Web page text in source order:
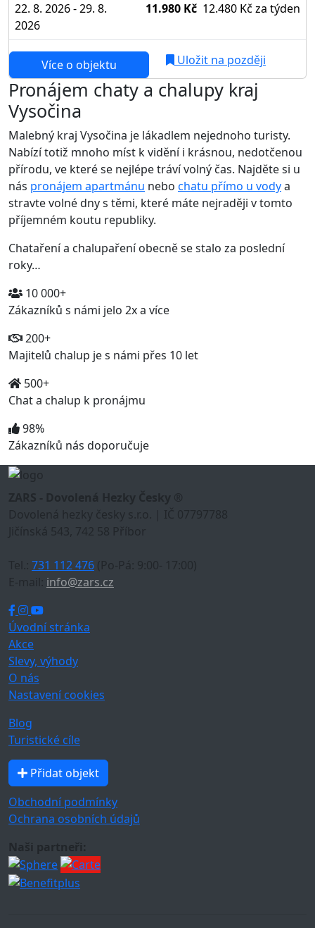
22. 8. 2026 - 29. 8.
2026
11.980 Kč 12.480 Kč za týden
Více o objektu Uložit na později
Pronájem chaty a chalupy kraj
Vysočina
Malebný kraj Vysočina je lákadlem nejednoho turisty.
Nabízí totiž mnoho míst k vidění i krásnou, nedotčenou
přírodu, ve které se nejlépe tráví volný čas. Najděte si u
nás pronájem apartmánu nebo chatu přímo u vodya
stravte volné dny s těmi, které máte nejraději v tomto
příjemném koutu republiky.
Chataření a chalupaření obecně se stalo za poslední
roky…
10 000+
Zákazníků s námi jelo 2x a více
200+
Majitelů chalup je s námi přes 10 let
500+
Chat a chalup k pronájmu
98%
Zákazníků nás doporučuje
ZARS - Dovolená Hezky Česky ®
Dovolená hezky česky s.r.o. | IČ 07797788
Jičínská 543, 742 58 Příbor
Tel.: 731 112 476 (Po-Pá: 9:00- 17:00)
E-mail: info@zars.cz
Úvodní stránka
Akce
Slevy, výhody
O nás
Nastavení cookies
Blog
Turistické cíle
Přidat objekt
Obchodní podmínky
Ochrana osobních údajů
Naši partneři: